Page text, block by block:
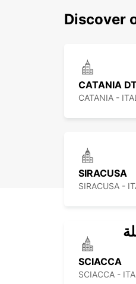
Discover
CATANIA
CATANIA -
SIRACUSA
SIRACUSA -
SCIACCA
SCIACCA -